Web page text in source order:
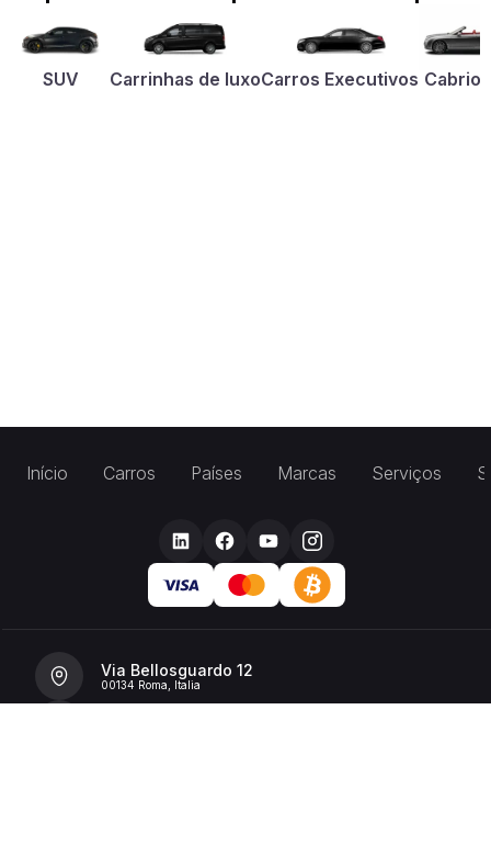
SUV Carrinhas de luxoCarros Executivos
Início Carros Países Marcas Serviços
Via Bellosguardo 12
00134 Roma, Italia